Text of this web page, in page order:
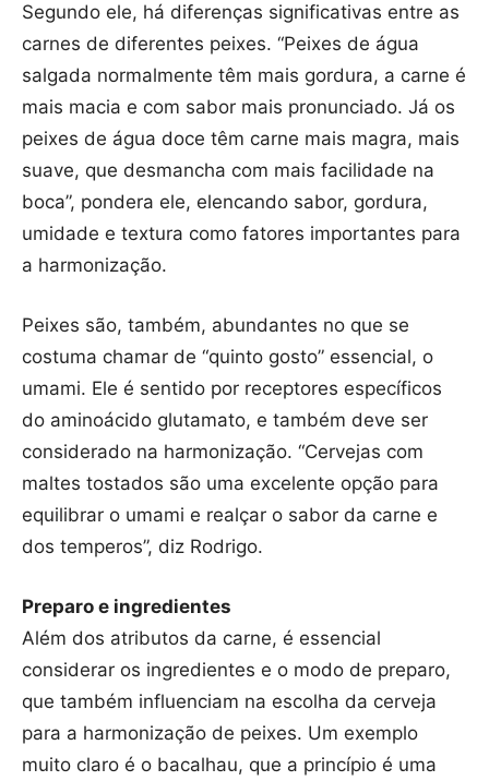
Segundo ele, há diferenças significativas entre as
carnes de diferentes peixes. “Peixes de água
salgada normalmente têm mais gordura, a carne é
mais macia e com sabor mais pronunciado. Já os
peixes de água doce têm carne mais magra, mais
suave, que desmancha com mais facilidade na
boca”, pondera ele, elencando sabor, gordura,
umidade e textura como fatores importantes para
a harmonização.
Peixes são, também, abundantes no que se
costuma chamar de “quinto gosto” essencial, o
umami. Ele é sentido por receptores específicos
do aminoácido glutamato, e também deve ser
considerado na harmonização. “Cervejas com
maltes tostados são uma excelente opção para
equilibrar o umami e realçar o sabor da carne e
dos temperos”, diz Rodrigo.
Preparo e ingredientes
Além dos atributos da carne, é essencial
considerar os ingredientes e o modo de preparo,
que também influenciam na escolha da cerveja
para a harmonização de peixes. Um exemplo
muito claro é o bacalhau, que a princípio é uma